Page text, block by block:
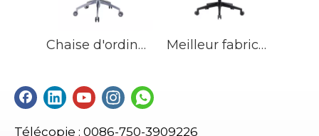
Chaise d'ordinateur de bureau pivotante avec appui-tête réglable, chaises ergonomiques rembourrées en maille, usine Meilleur fabricant de chaises de bureau rembourrées de chaise de bureau réglable ergonomique en maille en Chine
Télécopie : 0086-750-3909226